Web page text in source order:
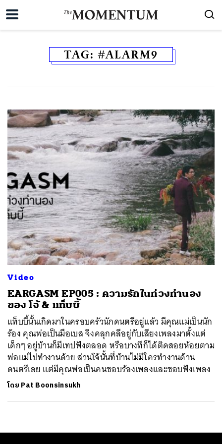
TAG: #ALARM9
Video
EARGASM EP005 : ความรักในท่วงทำนอง
ของ โจ้ & แท็บบี้
แท็บบี้นั้นเกิดมาในครอบครัวนักดนตรีอยู่แล้ว มีคุณแม่เป็นนัก
ร้อง คุณพ่อเป็นมือเบส จึงคลุกคลีอยู่กับเสียงเพลงมาตั้งแต่
เด็กๆ อยู่บ้านก็มีเทปฟังตลอด หรือบางทีก็ได้ติดสอยห้อยตาม
พ่อแม่ไปทำงานด้วย ส่วนโจ้นั้นที่บ้านไม่มีใครทำงานด้าน
ดนตรีเลย แต่มีคุณพ่อเป็นคนชอบร้องเพลงและชอบฟังเพลง
โดย Pat Boonsinsukh
ค้นหา
SHARE TWEET LINE EMAIL